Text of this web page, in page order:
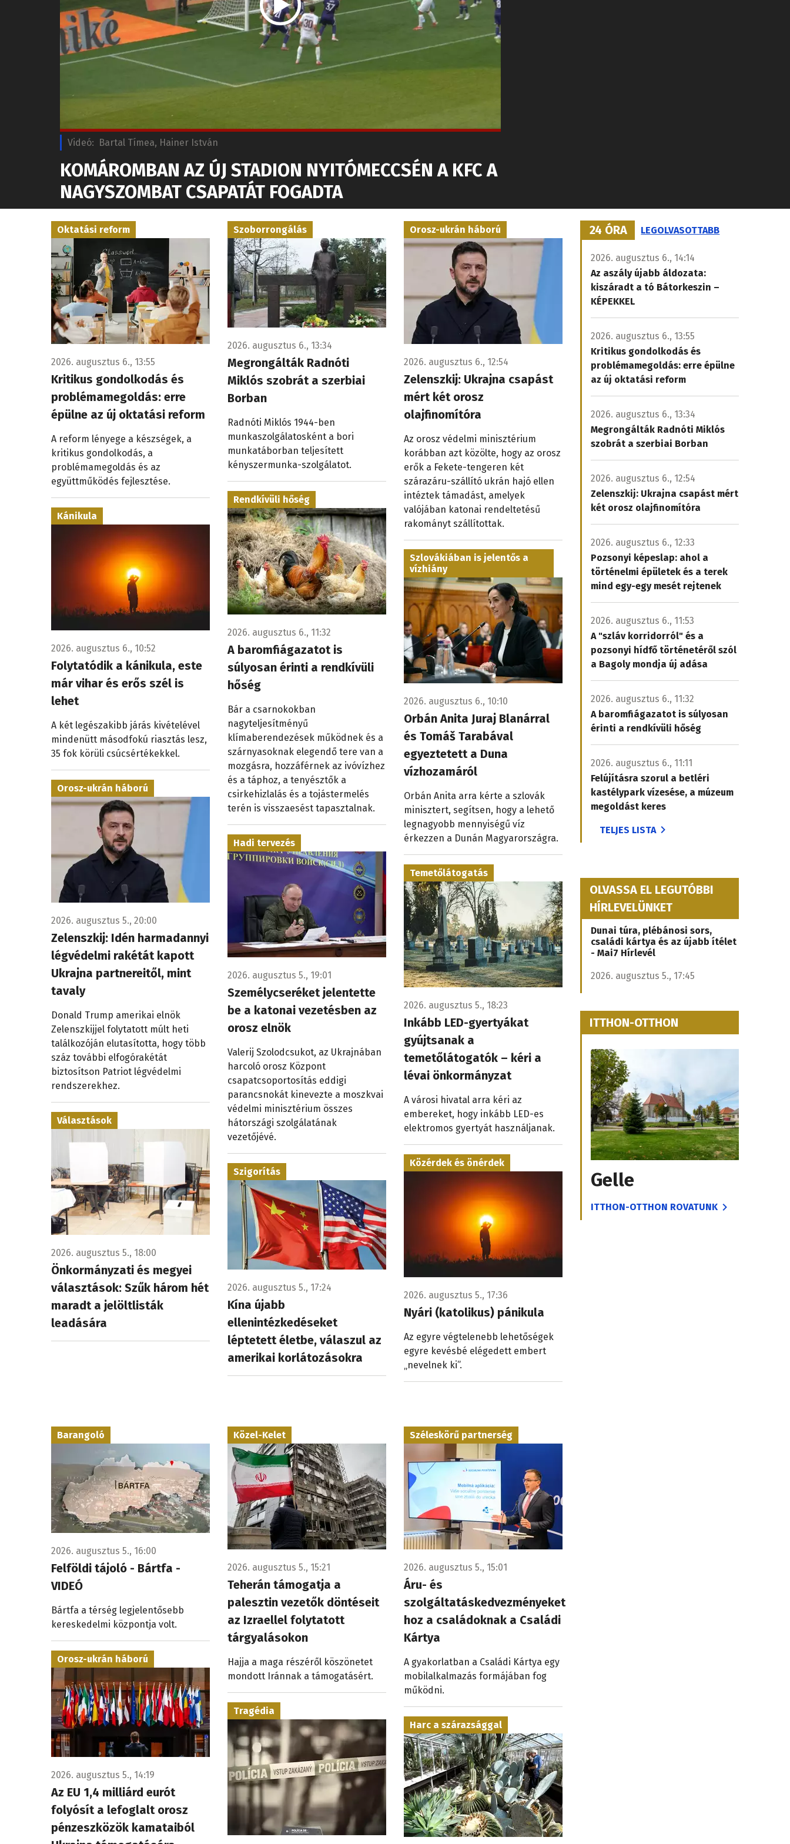
Videó: Bartal Tímea, Hainer István
KOMÁROMBAN AZ ÚJ STADION NYITÓMECCSÉN A KFC A
NAGYSZOMBAT CSAPATÁT FOGADTA
Oktatási reform
2026. augusztus 6., 13:55
Kritikus gondolkodás és
problémamegoldás: erre
épülne az új oktatási reform
A reform lényege a készségek, a
kritikus gondolkodás, a
problémamegoldás és az
együttműködés fejlesztése.
Szoborrongálás
2026. augusztus 6., 13:34
Megrongálták Radnóti
Miklós szobrát a szerbiai
Borban
Radnóti Miklós 1944-ben
munkaszolgálatosként a bori
munkatáborban teljesített
kényszermunka-szolgálatot.
Orosz-ukrán háború
2026. augusztus 6., 12:54
Zelenszkij: Ukrajna csapást
mért két orosz
olajfinomítóra
Az orosz védelmi minisztérium
korábban azt közölte, hogy az orosz
erők a Fekete-tengeren két
szárazáru-szállító ukrán hajó ellen
intéztek támadást, amelyek
valójában katonai rendeltetésű
rakományt szállítottak.
Rendkívüli hőség
2026. augusztus 6., 11:32
A baromfiágazatot is
súlyosan érinti a rendkívüli
hőség
Bár a csarnokokban
nagyteljesítményű
klímaberendezések működnek és a
szárnyasoknak elegendő tere van a
mozgásra, hozzáférnek az ivóvízhez
és a táphoz, a tenyésztők a
csirkehizlalás és a tojástermelés
terén is visszaesést tapasztalnak.
Kánikula
2026. augusztus 6., 10:52
Folytatódik a kánikula, este
már vihar és erős szél is
lehet
A két legészakibb járás kivételével
mindenütt másodfokú riasztás lesz,
35 fok körüli csúcsértékekkel.
Szlovákiában is jelentős a
vízhiány
2026. augusztus 6., 10:10
Orbán Anita Juraj Blanárral
és Tomáš Tarabával
egyeztetett a Duna
vízhozamáról
Orbán Anita arra kérte a szlovák
minisztert, segítsen, hogy a lehető
legnagyobb mennyiségű víz
érkezzen a Dunán Magyarországra.
Orosz-ukrán háború
2026. augusztus 5., 20:00
Zelenszkij: Idén harmadannyi
légvédelmi rakétát kapott
Ukrajna partnereitől, mint
tavaly
Donald Trump amerikai elnök
Zelenszkijjel folytatott múlt heti
találkozóján elutasította, hogy több
száz további elfogórakétát
biztosítson Patriot légvédelmi
rendszerekhez.
Hadi tervezés
2026. augusztus 5., 19:01
Személycseréket jelentette
be a katonai vezetésben az
orosz elnök
Valerij Szolodcsukot, az Ukrajnában
harcoló orosz Központ
csapatcsoportosítás eddigi
parancsnokát kinevezte a moszkvai
védelmi minisztérium összes
hátországi szolgálatának
vezetőjévé.
Temetőlátogatás
2026. augusztus 5., 18:23
Inkább LED-gyertyákat
gyújtsanak a
temetőlátogatók – kéri a
lévai önkormányzat
A városi hivatal arra kéri az
embereket, hogy inkább LED-es
elektromos gyertyát használjanak.
Választások
2026. augusztus 5., 18:00
Önkormányzati és megyei
választások: Szűk három hét
maradt a jelöltlisták
leadására
Közérdek és önérdek
2026. augusztus 5., 17:36
Nyári (katolikus) pánikula
Az egyre végtelenebb lehetőségek
egyre kevésbé elégedett embert
„nevelnek ki”.
Szigorítás
2026. augusztus 5., 17:24
Kína újabb
ellenintézkedéseket
léptetett életbe, válaszul az
amerikai korlátozásokra
24 ÓRA LEGOLVASOTTABB
2026. augusztus 6., 14:14
Az aszály újabb áldozata:
kiszáradt a tó Bátorkeszin –
KÉPEKKEL
2026. augusztus 6., 13:55
Kritikus gondolkodás és
problémamegoldás: erre épülne
az új oktatási reform
2026. augusztus 6., 13:34
Megrongálták Radnóti Miklós
szobrát a szerbiai Borban
2026. augusztus 6., 12:54
Zelenszkij: Ukrajna csapást mért
két orosz olajfinomítóra
2026. augusztus 6., 12:33
Pozsonyi képeslap: ahol a
történelmi épületek és a terek
mind egy-egy mesét rejtenek
2026. augusztus 6., 11:53
A "szláv korridorról" és a
pozsonyi hídfő történetéről szól
a Bagoly mondja új adása
2026. augusztus 6., 11:32
A baromfiágazatot is súlyosan
érinti a rendkívüli hőség
2026. augusztus 6., 11:11
Felújításra szorul a betléri
kastélypark vízesése, a múzeum
megoldást keres
TELJES LISTA
OLVASSA EL LEGUTÓBBI
HÍRLEVELÜNKET
Dunai túra, plébánosi sors,
családi kártya és az újabb ítélet
- Mai7 Hírlevél
2026. augusztus 5., 17:45
ITTHON-OTTHON
Gelle
ITTHON-OTTHON ROVATUNK
Barangoló
2026. augusztus 5., 16:00
Felföldi tájoló - Bártfa -
VIDEÓ
Bártfa a térség legjelentősebb
kereskedelmi központja volt.
Közel-Kelet
2026. augusztus 5., 15:21
Teherán támogatja a
palesztin vezetők döntéseit
az Izraellel folytatott
tárgyalásokon
Hajja a maga részéről köszönetet
mondott Iránnak a támogatásért.
Széleskörű partnerség
2026. augusztus 5., 15:01
Áru- és
szolgáltatáskedvezményeket
hoz a családoknak a Családi
Kártya
A gyakorlatban a Családi Kártya egy
mobilalkalmazás formájában fog
működni.
Orosz-ukrán háború
2026. augusztus 5., 14:19
Az EU 1,4 milliárd eurót
folyósít a lefoglalt orosz
pénzeszközök kamataiból
Tragédia
Harc a szárazsággal